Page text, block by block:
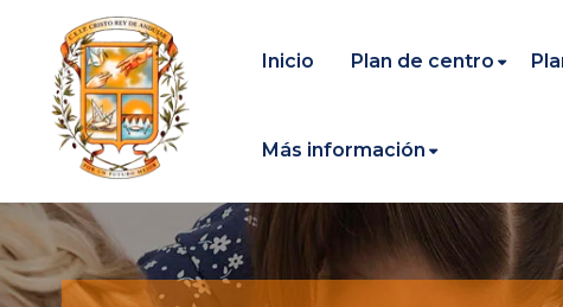
Inicio Plan de centro
Más información